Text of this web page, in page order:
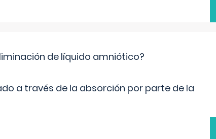
de líquido amniótico?
a través de la absorción por parte de la